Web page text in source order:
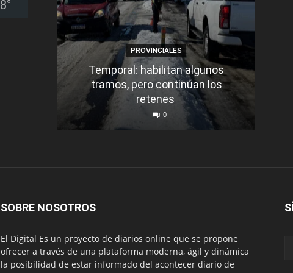
8°
PROVINCIALES
Temporal: habilitan algunos
tramos, pero continúan los
retenes
0
SOBRE NOSOTROS
El Digital Es un proyecto de diarios online que se propone
ofrecer a través de una plataforma moderna, ágil y dinámica
la posibilidad de estar informado del acontecer diario de